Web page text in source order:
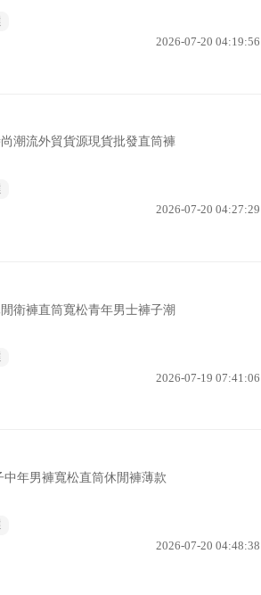
2026-07-20 04:19:56
潮流外貿貨源現貨批發直筒褲
2026-07-20 04:27:29
衛褲直筒寬松青年男士褲子潮
2026-07-19 07:41:06
年男褲寬松直筒休閒褲薄款
2026-07-20 04:48:38